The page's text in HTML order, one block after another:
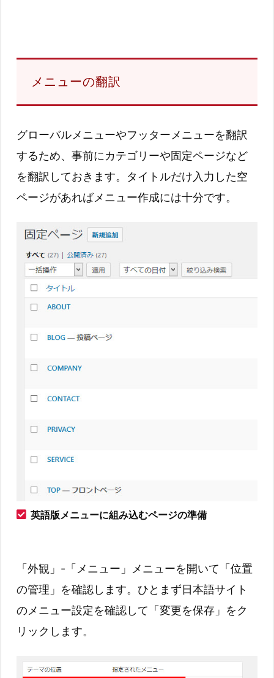
メニューの翻訳
グローバルメニューやフッターメニューを翻訳
するため、事前にカテゴリーや固定ページなど
を翻訳しておきます。タイトルだけ入力した空
ページがあればメニュー作成には十分です。
英語版メニューに組み込むページの準備
「外観」-「メニュー」メニューを開いて「位置
の管理」を確認します。ひとまず日本語サイト
のメニュー設定を確認して「変更を保存」をク
リックします。